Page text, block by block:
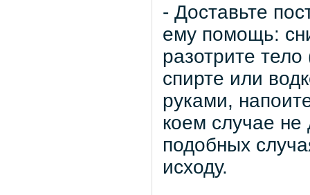
- Доставьте
ему помощь:
разотрите
спирте или
руками,
коем случае не
подобных
исходу.